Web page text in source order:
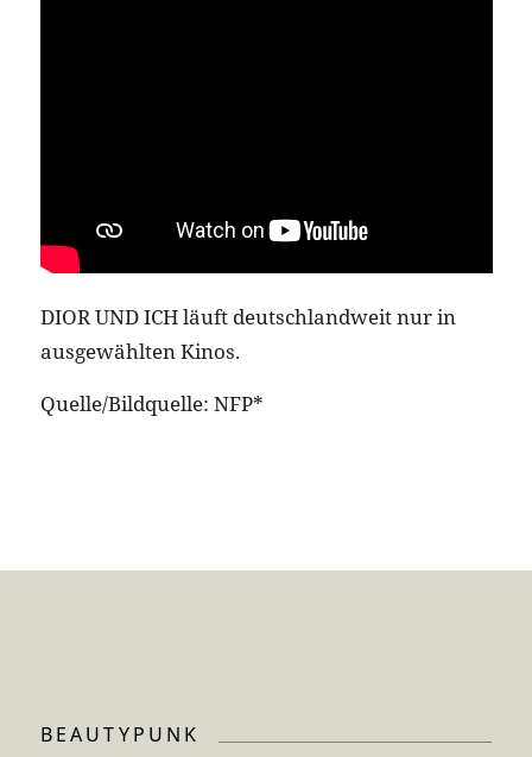
DIOR UND ICH läuft deutschlandweit nur in
ausgewählten Kinos.
Quelle/Bildquelle: NFP*
BEAUTYPUNK